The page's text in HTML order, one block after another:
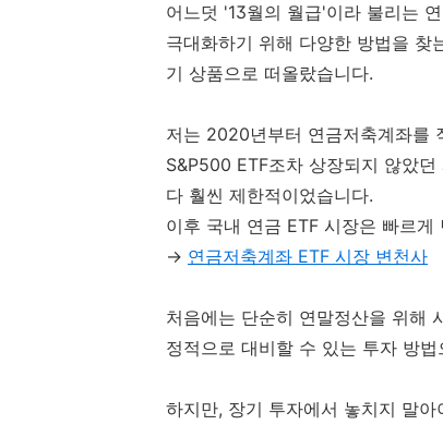
어느덧 '13월의 월급'이라 불리는
극대화하기 위해 다양한 방법을 찾
기 상품으로 떠올랐습니다.
저는 2020년부터 연금저축계좌를
S&P500 ETF조차 상장되지 않았
다 훨씬 제한적이었습니다.
이후 국내 연금 ETF 시장은 빠르
→ 연금저축계좌 ETF 시장 변천사
처음에는 단순히 연말정산을 위해
정적으로 대비할 수 있는 투자 방
하지만, 장기 투자에서 놓치지 말